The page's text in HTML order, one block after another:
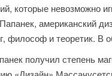
которые невозможно
американский
философ и теоретик. В
получил степень